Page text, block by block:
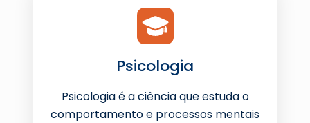
Psicologia
Psicologia é a ciência que estuda o
comportamento e processos mentais